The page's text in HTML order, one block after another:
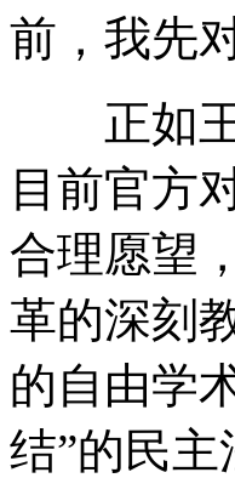
前，我先
正如王
目前官方
合理愿望
革的深刻
的自由学
结”的民主